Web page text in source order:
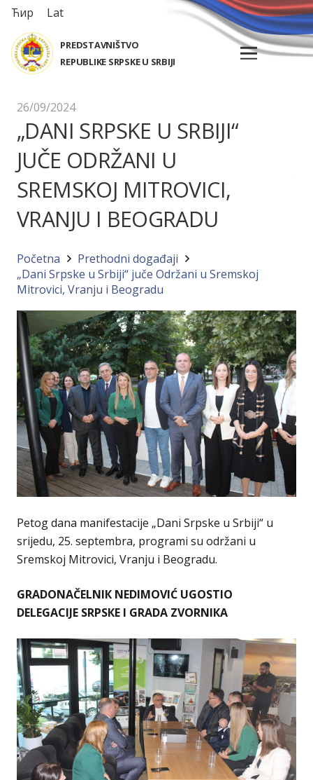
Ћир Lat
PREDSTAVNIŠTVO
REPUBLIKE SRPSKE U SRBIJI
26/09/2024
„DANI SRPSKE U SRBIJI“
JUČE ODRŽANI U
SREMSKOJ MITROVICI,
VRANJU I BEOGRADU
Početna
Prethodni događaji
„Dani Srpske u Srbiji“ juče Održani u Sremskoj
Mitrovici, Vranju i Beogradu
Petog dana manifestacije „Dani Srpske u Srbiji“ u
srijedu, 25. septembra, programi su održani u
Sremskoj Mitrovici, Vranju i Beogradu.
GRADONAČELNIК NEDIMOVIĆ UGOSTIO
DELEGACIJE SRPSКE I GRADA ZVORNIКA